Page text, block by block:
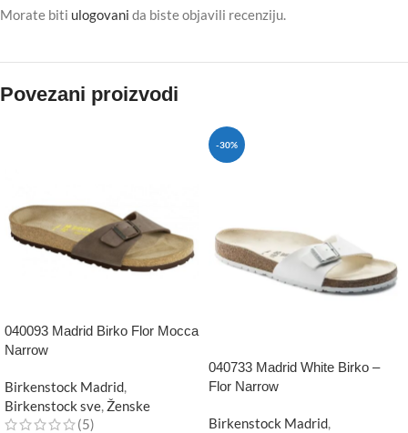
Morate biti ulogovani da biste objavili recenziju.
Povezani proizvodi
040093 Madrid Birko Flor Mocca
Narrow
Birkenstock Madrid
Birkenstock sve Ženske
(5)
-30%
040733 Madrid White Birko –
Flor Narrow
Birkenstock Madrid